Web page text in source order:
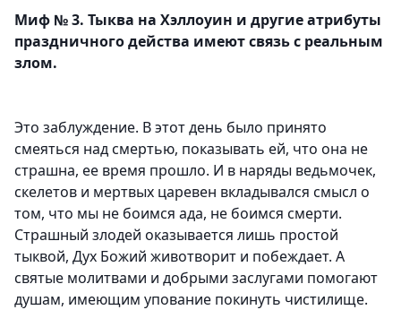
Миф № 3. Тыква на Хэллоуин и другие атрибуты
праздничного действа имеют связь с реальным
злом.
Это заблуждение. В этот день было принято
смеяться над смертью, показывать ей, что она не
страшна, ее время прошло. И в наряды ведьмочек,
скелетов и мертвых царевен вкладывался смысл о
том, что мы не боимся ада, не боимся смерти.
Страшный злодей оказывается лишь простой
тыквой, Дух Божий животворит и побеждает. А
святые молитвами и добрыми заслугами помогают
душам, имеющим упование покинуть чистилище.